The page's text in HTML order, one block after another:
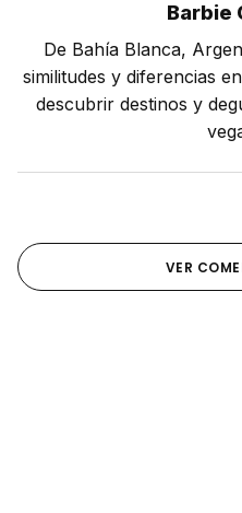
Barbie
De Bahía Blanca,
similitudes y diferencias
descubrir destinos y
VER